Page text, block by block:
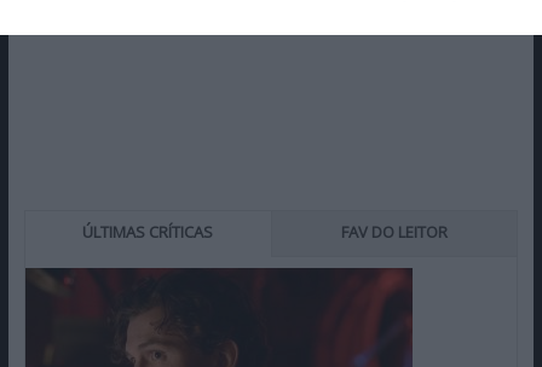
ÚLTIMAS CRÍTICAS FAV DO LEITOR